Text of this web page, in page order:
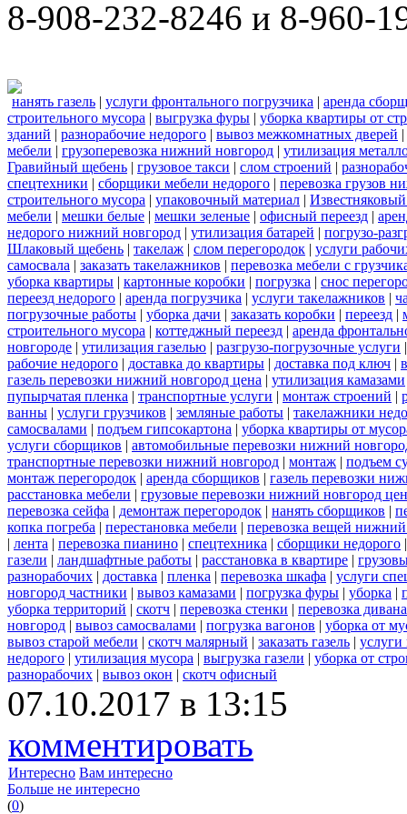
8-908-232-8246 и 8-960-
нанять газель | услуги фронтального погрузчика | аренда
строительного мусора | выгрузка фуры | уборка квартиры от
зданий | разнорабочие недорого | вывоз межкомнатных дверей |
мебели | грузоперевозка нижний новгород | утилизация
Гравийный щебень | грузовое такси | слом строений |
спецтехники | сборщики мебели недорого | перевозка грузов
строительного мусора | упаковочный материал |
мебели | мешки белые | мешки зеленые | офисный переезд |
недорого нижний новгород | утилизация батарей | погрузо-
Шлаковый щебень | такелаж | слом перегородок | услуги
самосвала | заказать такелажников | перевозка мебели с
уборка квартиры | картонные коробки | погрузка | снос
переезд недорого | аренда погрузчика | услуги такелажников |
погрузочные работы | уборка дачи | заказать коробки | переезд |
строительного мусора | коттеджный переезд | аренда
новгороде | утилизация газелью | разгрузо-погрузочные услуги
рабочие недорого | доставка до квартиры | доставка под ключ |
газель перевозки нижний новгород цена | утилизация камазами
пупырчатая пленка | транспортные услуги | монтаж строений |
ванны | услуги грузчиков | земляные работы | такелажники
самосвалами | подъем гипсокартона | уборка квартиры от
услуги сборщиков | автомобильные перевозки нижний
транспортные перевозки нижний новгород | монтаж | подъем
монтаж перегородок | аренда сборщиков | газель перевозки
расстановка мебели | грузовые перевозки нижний новгород
перевозка сейфа | демонтаж перегородок | нанять сборщиков |
копка погреба | перестановка мебели | перевозка вещей
| лента | перевозка пианино | спецтехника | сборщики недорого
газели | ландшафтные работы | расстановка в квартире |
разнорабочих | доставка | пленка | перевозка шкафа | услуги
новгород частники | вывоз камазами | погрузка фуры | уборка |
уборка территорий | скотч | перевозка стенки | перевозка дивана
новгород | вывоз самосвалами | погрузка вагонов | уборка от
вывоз старой мебели | скотч малярный | заказать газель | услуги
недорого | утилизация мусора | выгрузка газели | уборка от
разнорабочих | вывоз окон | скотч офисный
07.10.2017 в 13:15
комментировать
Интересно Вам интересно
Больше не интересно
(0)